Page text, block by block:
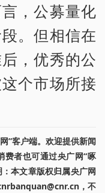
，公募量化
。但相信在
，优秀的公
个市场所接
”客户端。欢迎提供新闻
费者也可通过央广网“啄
本文章版权归属央广网
，不